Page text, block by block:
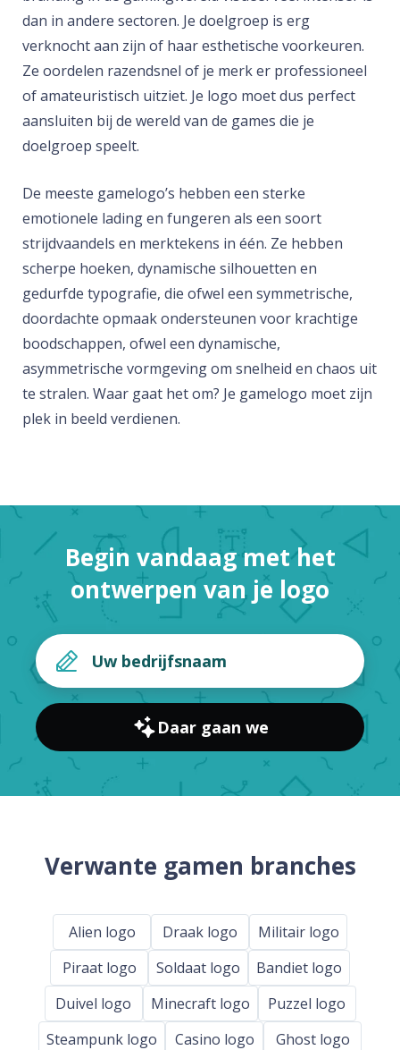
dan in andere sectoren. Je doelgroep is erg
verknocht aan zijn of haar esthetische voorkeuren.
Ze oordelen razendsnel of je merk er professioneel
of amateuristisch uitziet. Je logo moet dus perfect
aansluiten bij de wereld van de games die je
doelgroep speelt.
De meeste gamelogo’s hebben een sterke
emotionele lading en fungeren als een soort
strijdvaandels en merktekens in één. Ze hebben
scherpe hoeken, dynamische silhouetten en
gedurfde typografie, die ofwel een symmetrische,
doordachte opmaak ondersteunen voor krachtige
boodschappen, ofwel een dynamische,
asymmetrische vormgeving om snelheid en chaos uit
te stralen. Waar gaat het om? Je gamelogo moet zijn
plek in beeld verdienen.
Begin vandaag met het
ontwerpen van je logo
Daar gaan we
Verwante gamen branches
Alien logo Draak logo
Militair logo
Piraat logo
Soldaat logo
Bandiet logo
Duivel logo
Minecraft logo
Puzzel logo
Steampunk logo
Casino logo
Ghost logo